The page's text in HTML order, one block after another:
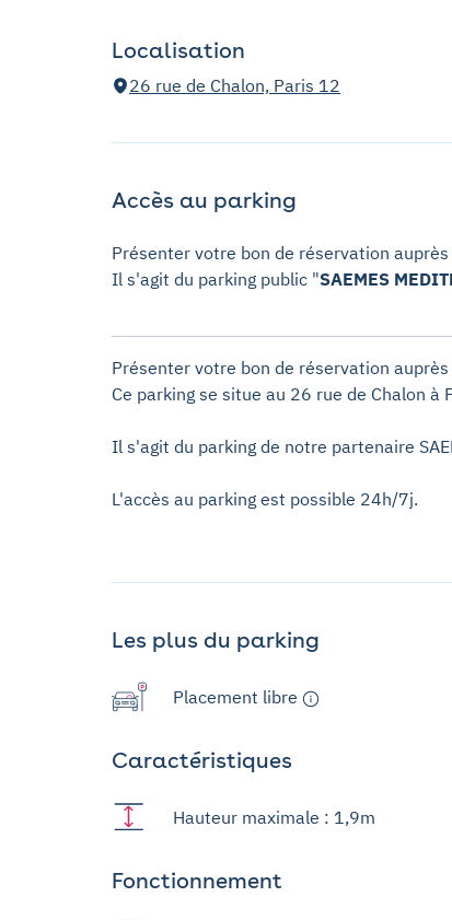
Localisation
26 rue de Chalon, Paris 12
Accès au parking
Présenter votre bon de réservation
Il s'agit du parking public "SAEMES
Présenter votre bon de réservation
Ce parking se situe au 26 rue de Chalon à
Il s'agit du parking de notre partenaire
L'accès au parking est possible 24h/7j.
Les plus du parking
Placement libre
Caractéristiques
Hauteur maximale : 1,9m
Fonctionnement